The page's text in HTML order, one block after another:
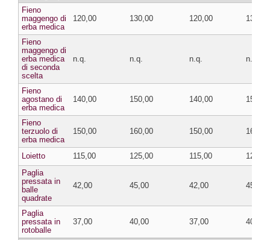
Fieno
maggengo di
erba medica
120,00 130,00 120,00 130,00
Fieno
maggengo di
erba medica
di seconda
scelta
n.q. n.q. n.q. n.q.
Fieno
agostano di
erba medica
140,00 150,00 140,00 150,00
Fieno
terzuolo di
erba medica
150,00 160,00 150,00 160,00
Loietto 115,00 125,00 115,00
125,00
Paglia
pressata in
balle
quadrate
42,00 45,00 42,00 45,00
Paglia
pressata in
rotoballe
37,00 40,00 37,00 40,00